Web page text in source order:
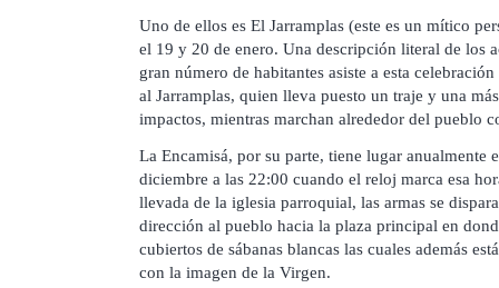
Uno de ellos es El Jarramplas (este es un mítico
el 19 y 20 de enero. Una descripción literal de los
gran número de habitantes asiste a esta
al Jarramplas, quien lleva puesto un traje y una
impactos, mientras marchan alrededor del pueblo
La Encamisá, por su parte, tiene lugar anualmente
diciembre a las 22:00 cuando el reloj marca esa
llevada de la iglesia parroquial, las armas se
dirección al pueblo hacia la plaza principal en
cubiertos de sábanas blancas las cuales además
con la imagen de la Virgen.